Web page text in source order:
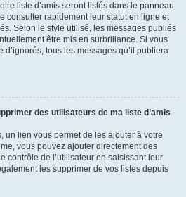
liste d’amis seront listés dans le panneau
consulter rapidement leur statut en ligne et
Selon le style utilisé, les messages publiés
être mis en surbrillance. Si vous
tous les messages qu’il publiera
des utilisateurs de ma liste d’amis
un lien vous permet de les ajouter à votre
vous pouvez ajouter directement des
contrôle de l’utilisateur en saisissant leur
les supprimer de vos listes depuis